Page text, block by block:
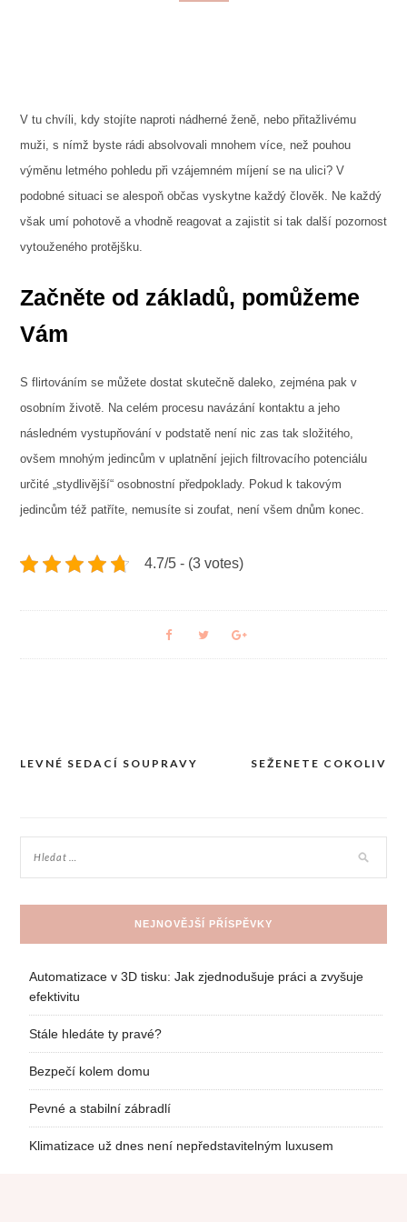
V tu chvíli, kdy stojíte naproti nádherné ženě, nebo přitažlivému
muži, s nímž byste rádi absolvovali mnohem více, než pouhou
výměnu letmého pohledu při vzájemném míjení se na ulici? V
podobné situaci se alespoň občas vyskytne každý člověk. Ne každý
však umí pohotově a vhodně reagovat a zajistit si tak další pozornost
vytouženého protějšku.
Začněte od základů, pomůžeme
Vám
S flirtováním se můžete dostat skutečně daleko, zejména pak v
osobním životě. Na celém procesu navázání kontaktu a jeho
následném vystupňování v podstatě není nic zas tak složitého,
ovšem mnohým jedincům v uplatnění jejich filtrovacího potenciálu
určité „stydlivější“ osobnostní předpoklady. Pokud k takovým
jedincům též patříte, nemusíte si zoufat, není všem dnům konec.
4.7/5 - (3 votes)
Navigace
LEVNÉ SEDACÍ SOUPRAVY SEŽENETE COKOLIV
NEJNOVĚJŠÍ PŘÍSPĚVKY
Automatizace v 3D tisku: Jak zjednodušuje práci a zvyšuje
efektivitu
Stále hledáte ty pravé?
Bezpečí kolem domu
Pevné a stabilní zábradlí
Klimatizace už dnes není nepředstavitelným luxusem